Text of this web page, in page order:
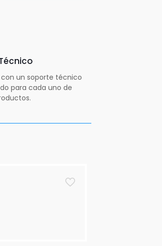
un soporte técnico
para cada uno de